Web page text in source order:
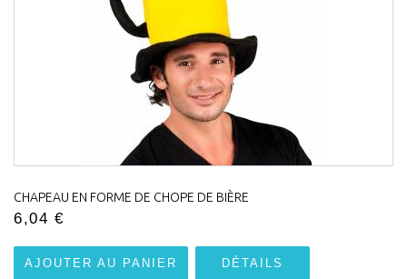
CHAPEAU EN FORME DE CHOPE DE BIÈRE
6,04 €
AJOUTER AU PANIER DÉTAILS